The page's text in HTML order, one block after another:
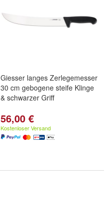
Giesser langes Zerlegemesser
30 cm gebogene steife Klinge
& schwarzer Griff
56,00 €
Kostenloser Versand